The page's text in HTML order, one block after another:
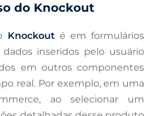
do Knockout
Knockouté em formulários
inseridos pelo usuário
em outros componentes
real. Por exemplo, em uma
ao selecionar um